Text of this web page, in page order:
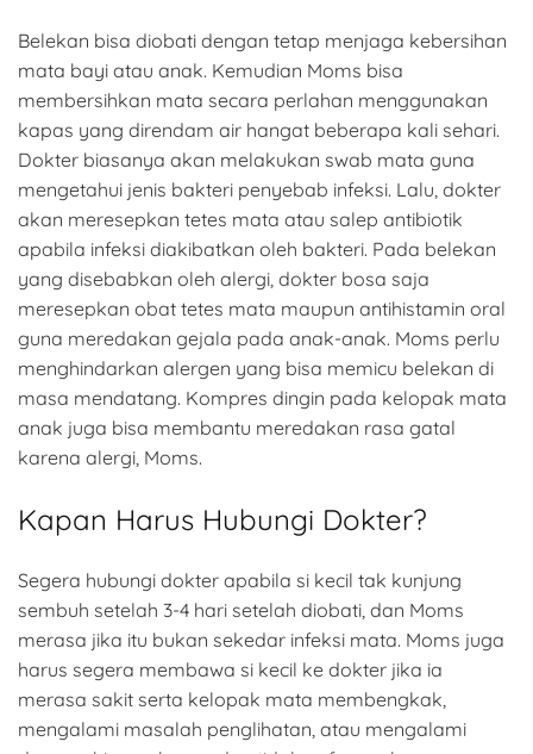
Belekan bisa diobati dengan tetap menjaga kebersihan
mata bayi atau anak. Kemudian Moms bisa
membersihkan mata secara perlahan menggunakan
kapas yang direndam air hangat beberapa kali sehari.
Dokter biasanya akan melakukan swab mata guna
mengetahui jenis bakteri penyebab infeksi. Lalu, dokter
akan meresepkan tetes mata atau salep antibiotik
apabila infeksi diakibatkan oleh bakteri. Pada belekan
yang disebabkan oleh alergi, dokter bosa saja
meresepkan obat tetes mata maupun antihistamin oral
guna meredakan gejala pada anak-anak. Moms perlu
menghindarkan alergen yang bisa memicu belekan di
masa mendatang. Kompres dingin pada kelopak mata
anak juga bisa membantu meredakan rasa gatal
karena alergi, Moms.
Kapan Harus Hubungi Dokter?
Segera hubungi dokter apabila si kecil tak kunjung
sembuh setelah 3-4 hari setelah diobati, dan Moms
merasa jika itu bukan sekedar infeksi mata. Moms juga
harus segera membawa si kecil ke dokter jika ia
merasa sakit serta kelopak mata membengkak,
mengalami masalah penglihatan, atau mengalami